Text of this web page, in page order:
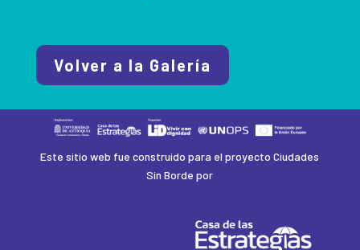
Volver a la Galería
Este sitio web fue construido para el proyecto Ciudades
Sin Borde por